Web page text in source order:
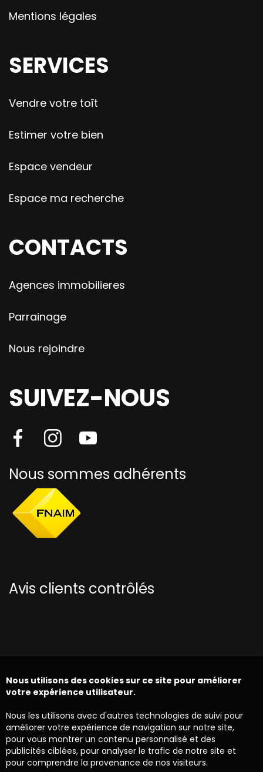
Mentions légales
SERVICES
Vendre votre toît
Estimer votre bien
Espace vendeur
Espace ma recherche
CONTACTS
Agences immobilieres
Parrainage
Nous rejoindre
SUIVEZ-NOUS
Nous sommes adhérents
Avis clients contrôlés
Nous utilisons des cookies sur ce site pour améliorer
votre expérience utilisateur.
Nous les utilisons avec d'autres technologies de suivi pour
améliorer votre expérience de navigation sur notre site,
pour vous montrer un contenu personnalisé et des
publicités ciblées, pour analyser le trafic de notre site et
pour comprendre la provenance de nos visiteurs.